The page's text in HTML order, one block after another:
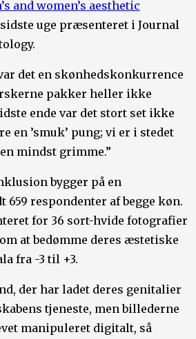
and women’s aesthetic
sidste uge præsenteret i Journal
det en skønhedskonkurrence
pakker heller ikke
ende var det stort set ikke
en ’smuk’ pung; vi er i stedet
mindst grimme.”
bygger på en
659 respondenter af begge køn.
for 36 sort-hvide fotografier
at bedømme deres æstetiske
fra -3 til +3.
der har ladet deres genitalier
tjeneste, men billederne
manipuleret digitalt, så